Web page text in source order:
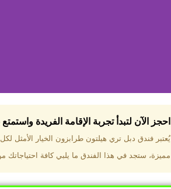
والجبال
احجز الآن لتبدأ تجربة الإقامة الفريدة
يُعتبر فندق دبل تري هيلتون طرابزون الخيار
مميزة، ستجد في هذا الفندق ما يلبي كافة احتياجاتك